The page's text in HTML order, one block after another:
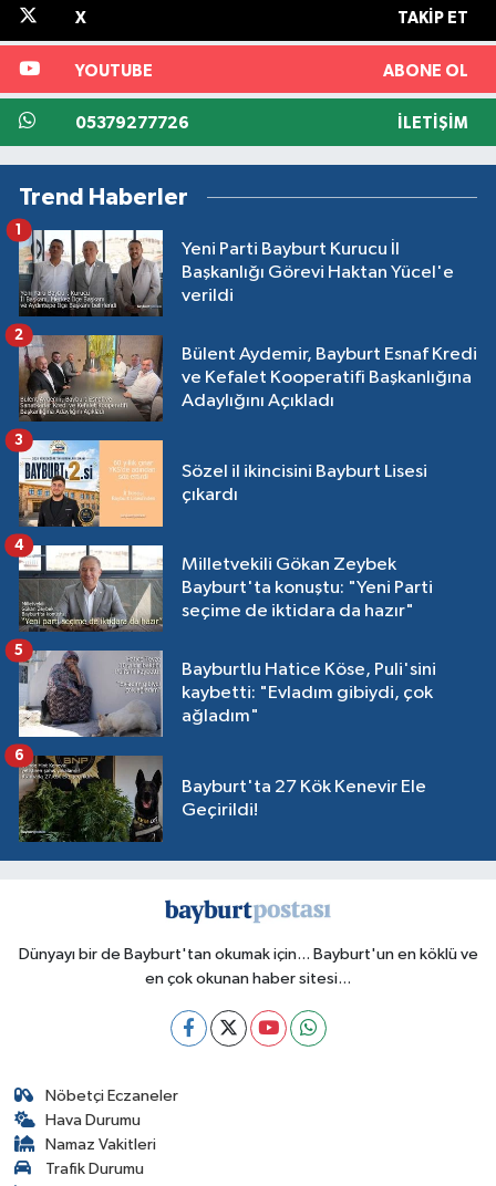
X TAKIP ET
YOUTUBE ABONE OL
05379277726 İLETIŞIM
Trend Haberler
Yeni Parti Bayburt Kurucu İl
Başkanlığı Görevi Haktan Yücel'e
verildi
1
Bülent Aydemir, Bayburt Esnaf Kredi
ve Kefalet Kooperatifi Başkanlığına
Adaylığını Açıkladı
2
Sözel il ikincisini Bayburt Lisesi
çıkardı
3
Milletvekili Gökan Zeybek
Bayburt'ta konuştu: "Yeni Parti
seçime de iktidara da hazır"
4
Bayburtlu Hatice Köse, Puli'sini
kaybetti: "Evladım gibiydi, çok
ağladım"
5
Bayburt'ta 27 Kök Kenevir Ele
Geçirildi!
6
Dünyayı bir de Bayburt'tan okumak için... Bayburt'un en köklü ve
en çok okunan haber sitesi...
Nöbetçi Eczaneler
Hava Durumu
Namaz Vakitleri
Trafik Durumu